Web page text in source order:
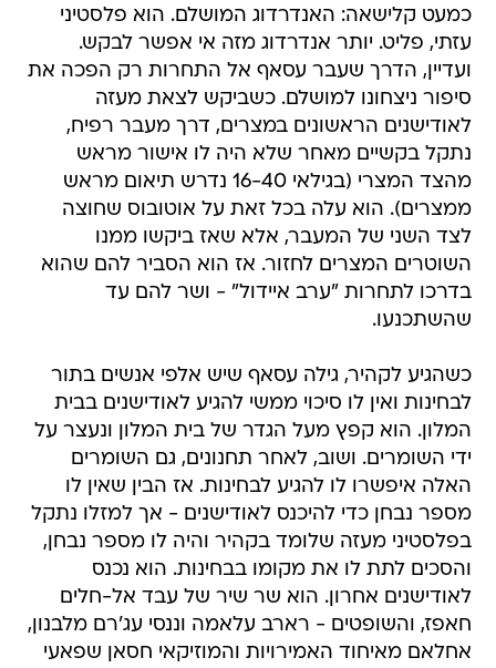
כמעט קלישאה: האנדרדוג המושלם. הוא פלסטיני
עזתי, פליט. יותר אנדרדוג מזה אי אפשר לבקש.
ועדיין, הדרך שעבר עסאף אל התחרות רק הפכה את
סיפור ניצחונו למושלם. כשביקש לצאת מעזה
לאודישנים הראשונים במצרים, דרך מעבר רפיח,
נתקל בקשיים מאחר שלא היה לו אישור מראש
מהצד המצרי (בגילאי 16-40 נדרש תיאום מראש
ממצרים). הוא עלה בכל זאת על אוטובוס שחוצה
לצד השני של המעבר, אלא שאז ביקשו ממנו
השוטרים המצרים לחזור. אז הוא הסביר להם שהוא
בדרכו לתחרות "ערב איידול" - ושר להם עד
שהשתכנעו.
כשהגיע לקהיר, גילה עסאף שיש אלפי אנשים בתור
לבחינות ואין לו סיכוי ממשי להגיע לאודישנים בבית
המלון. הוא קפץ מעל הגדר של בית המלון ונעצר על
ידי השומרים. ושוב, לאחר תחנונים, גם השומרים
האלה איפשרו לו להגיע לבחינות. אז הבין שאין לו
מספר נבחן כדי להיכנס לאודישנים - אך למזלו נתקל
בפלסטיני מעזה שלומד בקהיר והיה לו מספר נבחן,
והסכים לתת לו את מקומו בבחינות. הוא נכנס
לאודישנים אחרון. הוא שר שיר של עבד אל-חלים
חאפז, והשופטים - רארב עלאמה וננסי עג'רם מלבנון,
אחלאם מאיחוד האמירויות והמוזיקאי חסאן שפאעי